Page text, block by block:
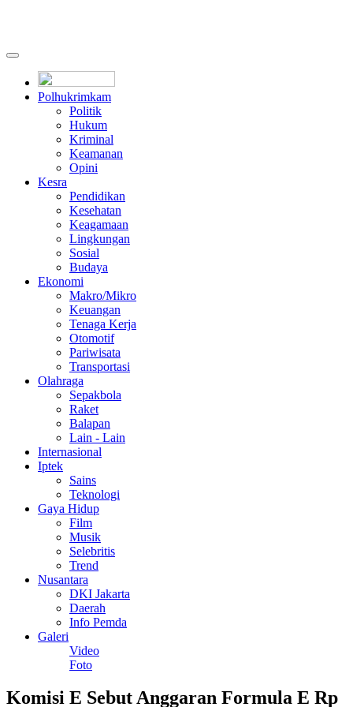
Polhukrimkam
Politik
Hukum
Kriminal
Keamanan
Opini
Kesra
Pendidikan
Kesehatan
Keagamaan
Lingkungan
Sosial
Budaya
Ekonomi
Makro/Mikro
Keuangan
Tenaga Kerja
Otomotif
Pariwisata
Transportasi
Olahraga
Sepakbola
Raket
Balapan
Lain - Lain
Internasional
Iptek
Sains
Teknologi
Gaya Hidup
Film
Musik
Selebritis
Trend
Nusantara
DKI Jakarta
Daerah
Info Pemda
Galeri
Video
Foto
Komisi E Sebut Anggaran Formula E Rp